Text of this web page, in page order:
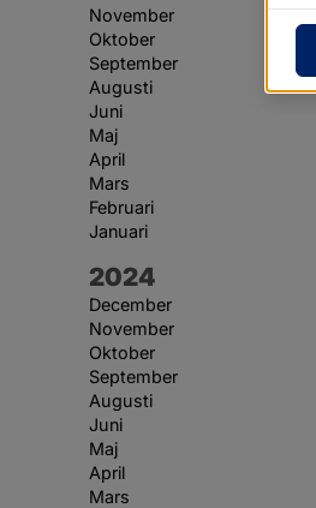
November
Oktober
September
Augusti
Juni
Maj
April
Mars
Februari
Januari
År:
2024
December
November
Oktober
September
Augusti
Juni
Maj
April
Mars